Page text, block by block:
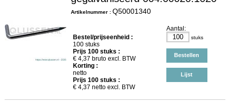
Artikelnummer : Q50001340
Bestel/prijseenheid :
100 stuks
Prijs 100stuks :
€ 4,37 bruto excl. BTW
Korting :
netto
Prijs 100stuks :
€ 4,37 netto excl. BTW
Aantal:
stuks
Bestellen
Lijst